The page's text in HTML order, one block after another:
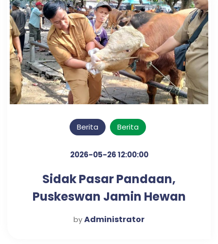
Berita Berita
2026-05-26 12:00:00
Sidak Pasar Pandaan,
Puskeswan Jamin Hewan
Kurban Aman dan Sehat
byAdministrator